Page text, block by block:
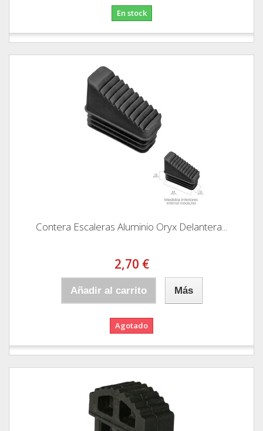
En stock
Contera Escaleras Aluminio Oryx Delantera...
2,70 €
Añadir al carrito Más
Agotado